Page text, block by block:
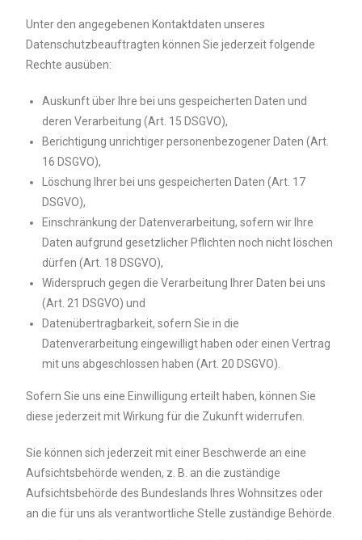
Unter den angegebenen Kontaktdaten unseres
Datenschutzbeauftragten können Sie jederzeit folgende
Rechte ausüben:
Auskunft über Ihre bei uns gespeicherten Daten und
deren Verarbeitung (Art. 15 DSGVO),
Berichtigung unrichtiger personenbezogener Daten (Art.
16 DSGVO),
Löschung Ihrer bei uns gespeicherten Daten (Art. 17
DSGVO),
Einschränkung der Datenverarbeitung, sofern wir Ihre
Daten aufgrund gesetzlicher Pflichten noch nicht löschen
dürfen (Art. 18 DSGVO),
Widerspruch gegen die Verarbeitung Ihrer Daten bei uns
(Art. 21 DSGVO) und
Datenübertragbarkeit, sofern Sie in die
Datenverarbeitung eingewilligt haben oder einen Vertrag
mit uns abgeschlossen haben (Art. 20 DSGVO).
Sofern Sie uns eine Einwilligung erteilt haben, können Sie
diese jederzeit mit Wirkung für die Zukunft widerrufen.
Sie können sich jederzeit mit einer Beschwerde an eine
Aufsichtsbehörde wenden, z. B. an die zuständige
Aufsichtsbehörde des Bundeslands Ihres Wohnsitzes oder
an die für uns als verantwortliche Stelle zuständige Behörde.